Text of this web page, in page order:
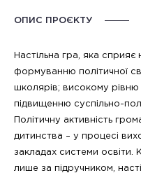
ОПИС ПРОЄКТУ
Настільна гра, яка сприяє
формуванню політичної
школярів; високому рівню
підвищенню суспільно-
Політичну активність
дитинства – у процесі
закладах системи
лише за підручником,